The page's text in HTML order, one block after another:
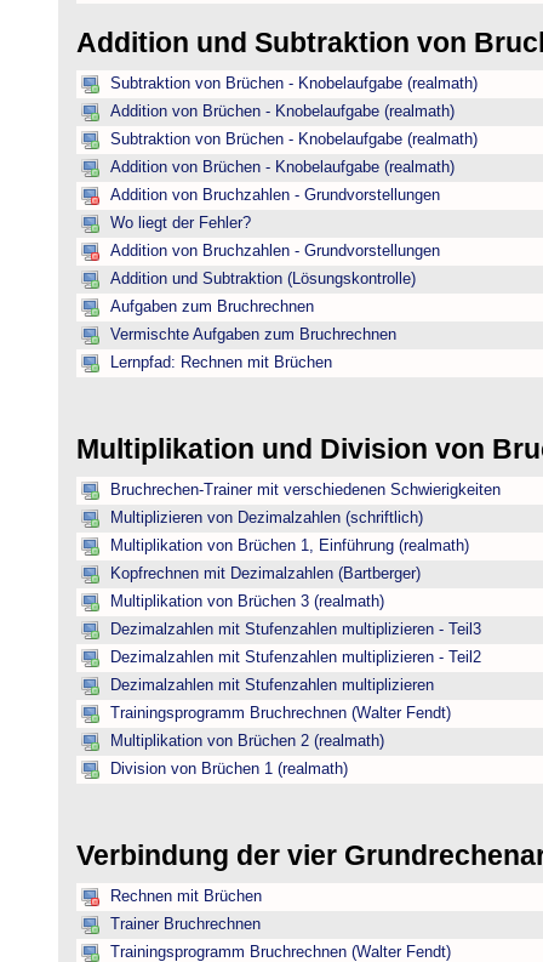
Addition und Subtraktion von
Subtraktion von Brüchen - Knobelaufgabe (realmath)
Addition von Brüchen - Knobelaufgabe (realmath)
Subtraktion von Brüchen - Knobelaufgabe (realmath)
Addition von Brüchen - Knobelaufgabe (realmath)
Addition von Bruchzahlen - Grundvorstellungen
Wo liegt der Fehler?
Addition von Bruchzahlen - Grundvorstellungen
Addition und Subtraktion (Lösungskontrolle)
Aufgaben zum Bruchrechnen
Vermischte Aufgaben zum Bruchrechnen
Lernpfad: Rechnen mit Brüchen
Multiplikation und Division von
Bruchrechen-Trainer mit verschiedenen Schwierigkeiten
Multiplizieren von Dezimalzahlen (schriftlich)
Multiplikation von Brüchen 1, Einführung (realmath)
Kopfrechnen mit Dezimalzahlen (Bartberger)
Multiplikation von Brüchen 3 (realmath)
Dezimalzahlen mit Stufenzahlen multiplizieren - Teil3
Dezimalzahlen mit Stufenzahlen multiplizieren - Teil2
Dezimalzahlen mit Stufenzahlen multiplizieren
Trainingsprogramm Bruchrechnen (Walter Fendt)
Multiplikation von Brüchen 2 (realmath)
Division von Brüchen 1 (realmath)
Verbindung der vier
Rechnen mit Brüchen
Trainer Bruchrechnen
Trainingsprogramm Bruchrechnen (Walter Fendt)